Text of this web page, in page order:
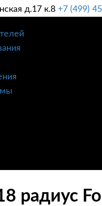
д.17 к.8 +7 (499)
радиус